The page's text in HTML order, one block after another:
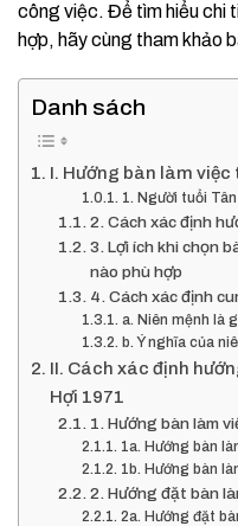
công việc. Để tìm hiểu chi
hợp, hãy cùng tham khảo
Danh sách
I. Hướng bàn làm
1. Người tuổi
2. Cách xác định
3. Lợi ích khi chọn
nào phù hợp
4. Cách xác định
a. Niên mệnh là
b. Ý nghĩa của
II. Cách xác định
Hợi 1971
1. Hướng bàn làm
1a. Hướng bàn
1b. Hướng bàn
2. Hướng đặt bàn
2a. Hướng đặt